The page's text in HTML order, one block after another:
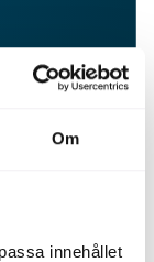
Om
innehållet